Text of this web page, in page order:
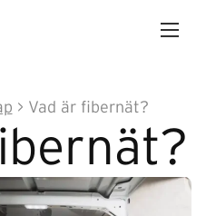
> Vad är fibernät?